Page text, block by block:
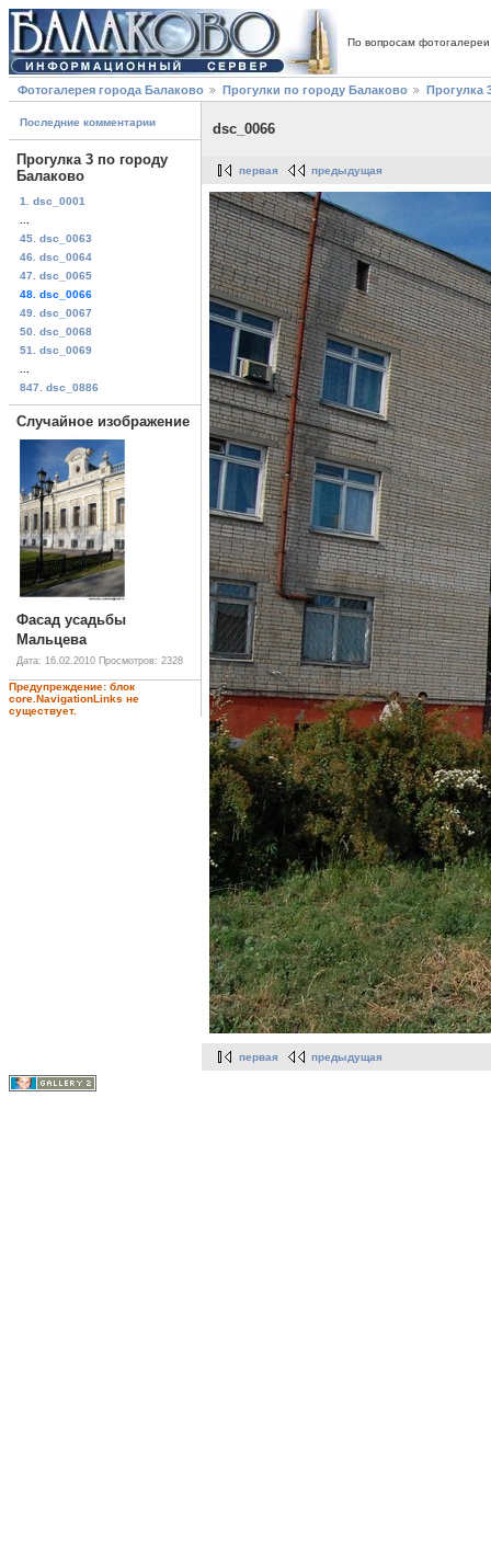
По вопросам
Фотогалерея города Балаково Прогулки по городу Балаково Прогулка
Последние комментарии
Прогулка 3 по городу
Балаково
1. dsc_0001
45. dsc_0063
46. dsc_0064
47. dsc_0065
48. dsc_0066
49. dsc_0067
50. dsc_0068
51. dsc_0069
847. dsc_0886
Случайное изображение
Фасад усадьбы
Мальцева
Дата: 16.02.2010 Просмотров: 2328
Предупреждение: блок
core.NavigationLinks не
существует.
dsc_0066
первая предыдущая
первая предыдущая